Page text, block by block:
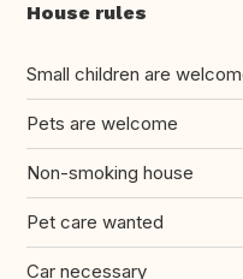
House rules
Small children are
Pets are welcome
Non-smoking house
Pet care wanted
Car necessary